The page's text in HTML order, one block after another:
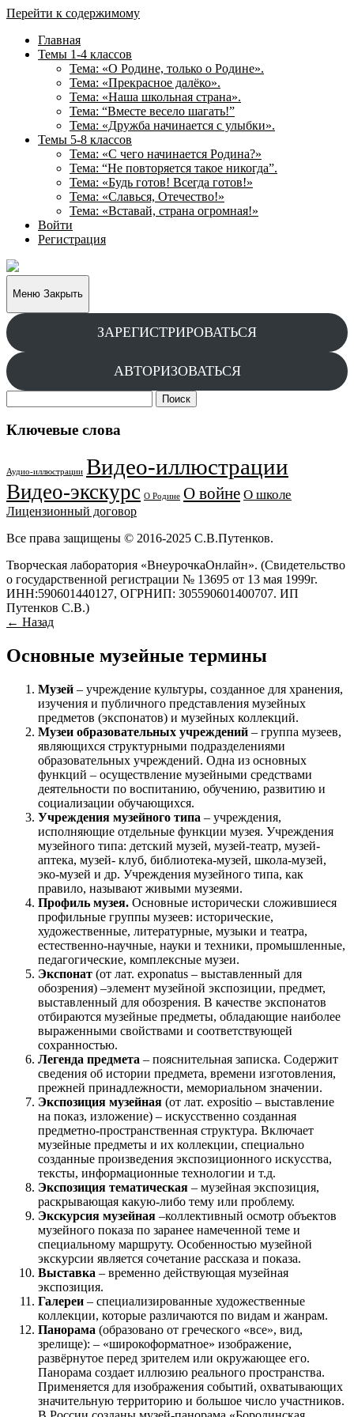
Перейти к содержимому
Главная
Темы 1-4 классов
Тема: «О Родине, только о Родине».
Тема: «Прекрасное далёко».
Тема: «Наша школьная страна».
Тема: “Вместе весело шагать!”
Тема: «Дружба начинается с улыбки».
Темы 5-8 классов
Тема: «С чего начинается Родина?»
Тема: “Не повторяется такое никогда”.
Тема: «Будь готов! Всегда готов!»
Тема: «Славься, Отечество!»
Тема: «Вставай, страна огромная!»
Войти
Регистрация
Творческие
задания
для
Меню Закрыть
ЗАРЕГИСТРИРОВАТЬСЯ
АВТОРИЗОВАТЬСЯ
Ключевые слова
Аудио-иллюстрации Видео-иллюстрации
Видео-экскурс О Родине О войне О школе
Лицензионный договор
Все права защищены © 2016-2025 С.В.Путенков.
Творческая лаборатория «ВнеурочкаОнлайн». (Свидетельство
о государственной регистрации № 13695 от 13 мая 1999г.
ИНН:590601440127, ОГРНИП: 305590601400707. ИП
Путенков С.В.)
← Назад
Основные музейные термины
Музей – учреждение культуры, созданное для хранения,
изучения и публичного представления музейных
предметов (экспонатов) и музейных коллекций.
Музеи образовательных учреждений – группа музеев,
являющихся структурными подразделениями
образовательных учреждений. Одна из основных
функций – осуществление музейными средствами
деятельности по воспитанию, обучению, развитию и
социализации обучающихся.
Учреждения музейного типа – учреждения,
исполняющие отдельные функции музея. Учреждения
музейного типа: детский музей, музей-театр, музей-
аптека, музей- клуб, библиотека-музей, школа-музей,
эко-музей и др. Учреждения музейного типа, как
правило, называют живыми музеями.
Профиль музея. Основные исторически сложившиеся
профильные группы музеев: исторические,
художественные, литературные, музыки и театра,
естественно-научные, науки и техники, промышленные,
педагогические, комплексные музеи.
Экспонат (от лат. exponatus – выставленный для
обозрения) –элемент музейной экспозиции, предмет,
выставленный для обозрения. В качестве экспонатов
отбираются музейные предметы, обладающие наиболее
выраженными свойствами и соответствующей
сохранностью.
Легенда предмета – пояснительная записка. Содержит
сведения об истории предмета, времени изготовления,
прежней принадлежности, мемориальном значении.
Экспозиция музейная (от лат. expositio – выставление
на показ, изложение) – искусственно созданная
предметно-пространственная структура. Включает
музейные предметы и их коллекции, специально
созданные произведения экспозиционного искусства,
тексты, информационные технологии и т.д.
Экспозиция тематическая – музейная экспозиция,
раскрывающая какую-либо тему или проблему.
Экскурсия музейная –коллективный осмотр объектов
музейного показа по заранее намеченной теме и
специальному маршруту. Особенностью музейной
экскурсии является сочетание рассказа и показа.
Выставка – временно действующая музейная
экспозиция.
Галереи – специализированные художественные
коллекции, которые различаются по видам и жанрам.
Панорама (образовано от греческого «все», вид,
зрелище): – «широкоформатное» изображение,
развёрнутое перед зрителем или окружающее его.
Панорама создает иллюзию реального пространства.
Применяется для изображения событий, охватывающих
значительную территорию и большое число участников.